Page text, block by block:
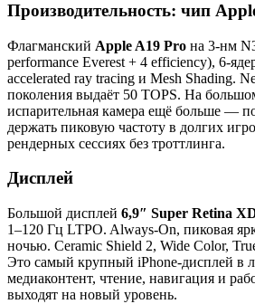
Производительность: чип
Флагманский Apple A19 Pro на 3-нм
performance Everest + 4 efficiency), 6-
accelerated ray tracing и Mesh Shading.
поколения выдаёт 50 TOPS. На
испарительная камера ещё больше —
держать пиковую частоту в долгих
рендерных сессиях без троттлинга.
Дисплей
Большой дисплей 6,9″ Super Retina
1–120 Гц LTPO. Always-On, пиковая
ночью. Ceramic Shield 2, Wide Color,
Это самый крупный iPhone-дисплей в
медиаконтент, чтение, навигация и
выходят на новый уровень.